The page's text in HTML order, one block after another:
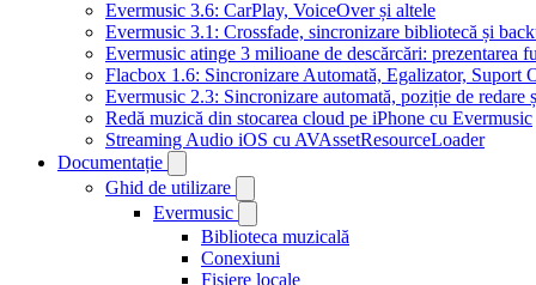
Evermusic 3.6: CarPlay, VoiceOver și altele
Evermusic 3.1: Crossfade, sincronizare bibliotecă și
Evermusic atinge 3 milioane de descărcări: prezentarea
Flacbox 1.6: Sincronizare Automată, Egalizator, Suport
Evermusic 2.3: Sincronizare automată, poziție de redare
Redă muzică din stocarea cloud pe iPhone cu Evermusic
Streaming Audio iOS cu AVAssetResourceLoader
Documentație
Ghid de utilizare
Evermusic
Biblioteca muzicală
Conexiuni
Fișiere locale